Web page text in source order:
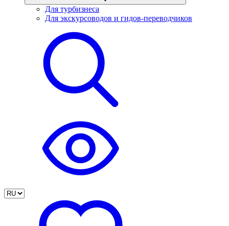
Для турбизнеса
Для экскурсоводов и гидов-переводчиков